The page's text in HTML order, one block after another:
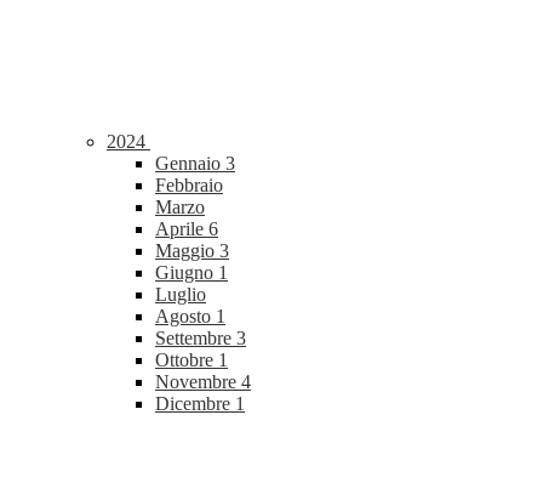
2024
Gennaio 3
Febbraio
Marzo
Aprile 6
Maggio 3
Giugno 1
Luglio
Agosto 1
Settembre 3
Ottobre 1
Novembre 4
Dicembre 1